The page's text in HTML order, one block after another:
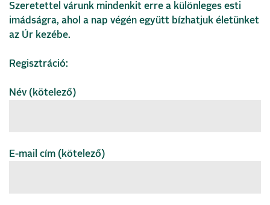
Szeretettel várunk mindenkit erre a különleges esti
imádságra, ahol a nap végén együtt bízhatjuk életünket
az Úr kezébe.
Regisztráció:
Név (kötelező)
E-mail cím (kötelező)